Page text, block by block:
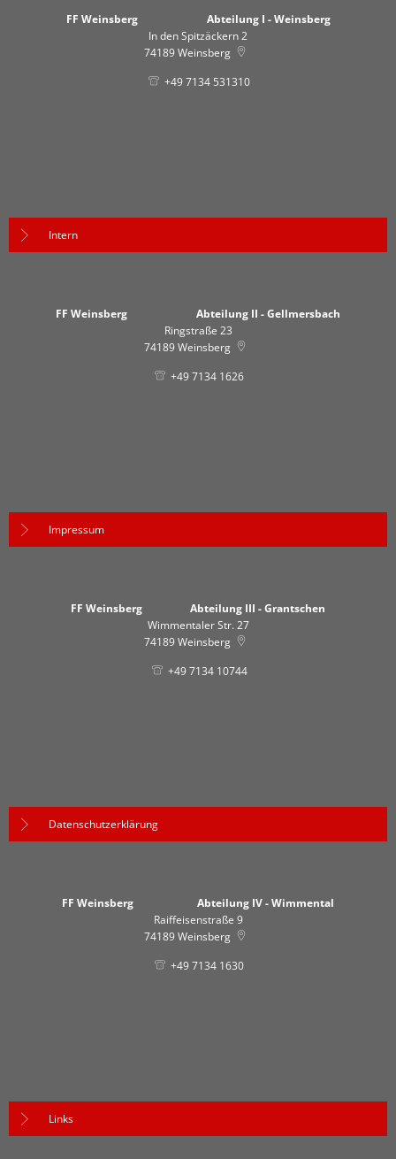
FF Weinsberg Abteilung I - Weinsberg
In den Spitzäckern 2
74189Weinsberg
+49 7134 531310
Intern
FF Weinsberg Abteilung II - Gellmersbach
Ringstraße 23
74189Weinsberg
+49 7134 1626
Impressum
FF Weinsberg Abteilung III - Grantschen
Wimmentaler Str. 27
74189Weinsberg
+49 7134 10744
Datenschutzerklärung
FF Weinsberg Abteilung IV - Wimmental
Raiffeisenstraße 9
74189Weinsberg
+49 7134 1630
Links